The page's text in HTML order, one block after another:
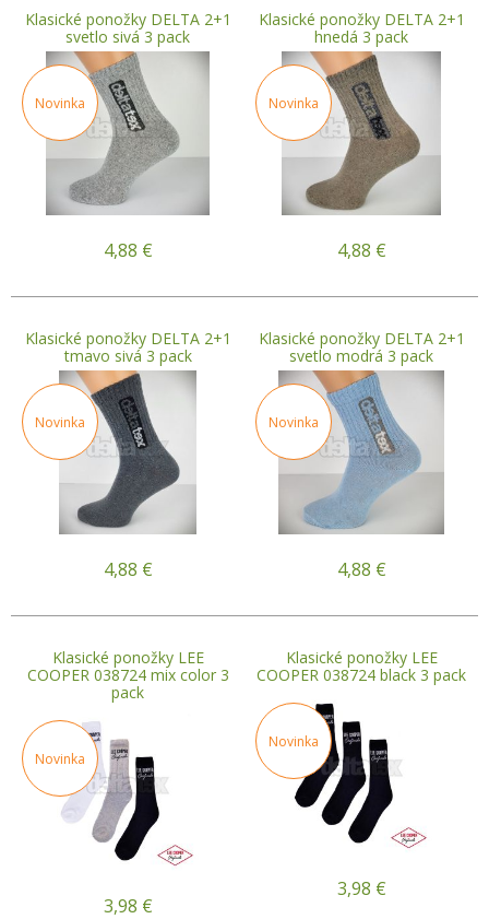
Klasické ponožky DELTA 2+1
svetlo sivá 3 pack
Novinka
4,88 €
Klasické ponožky DELTA 2+1
hnedá 3 pack
Novinka
4,88 €
Klasické ponožky DELTA 2+1
tmavo sivá 3 pack
Novinka
4,88 €
Klasické ponožky DELTA 2+1
svetlo modrá 3 pack
Novinka
4,88 €
Klasické ponožky LEE
COOPER 038724 mix color 3
pack
Novinka
3,98 €
Klasické ponožky LEE
COOPER 038724 black 3 pack
Novinka
3,98 €